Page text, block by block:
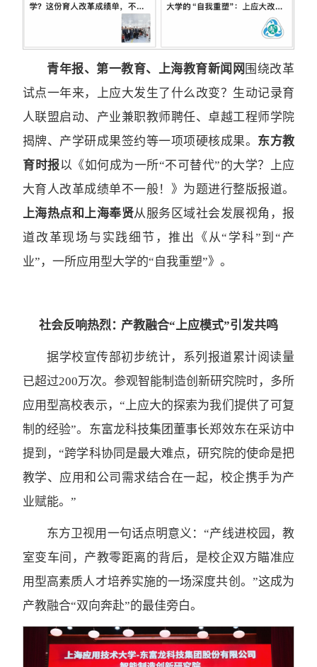
青年报、第一教育、上海教育新闻网 围绕改革
试点一年来，上应大发生了什么改变？生动记录育
人联盟启动、产业兼职教师聘任、卓越工程师学院
揭牌、产学研成果签约等一项项硬核成果。 东方教
育时报以《如何成为一所“不可替代”的大学？上应
大育人改革成绩单不一般！》为题进行整版报道。
上海热点和上海奉贤从服务区域社会发展视角，报
道改革现场与实践细节，推出《从“学科”到“产
业”，一所应用型大学的“自我重塑”》。
社会反响热烈： 产教融合“上应模式”引发共鸣
据学校宣传部初步统计，系列报道累计阅读量
已超过200万次。参观智能制造创新研究院时，多所
应用型高校表示，“上应大的探索为我们提供了可复
制的经验”。东富龙科技集团董事长郑效东在采访中
提到，“跨学科协同是最大难点，研究院的使命是把
教学、应用和公司需求结合在一起，校企携手为产
业赋能。”
东方卫视用一句话点明意义：“产线进校园，教
室变车间，产教零距离的背后，是校企双方瞄准应
用型高素质人才培养实施的一场深度共创。”这成为
产教融合“双向奔赴”的最佳旁白。